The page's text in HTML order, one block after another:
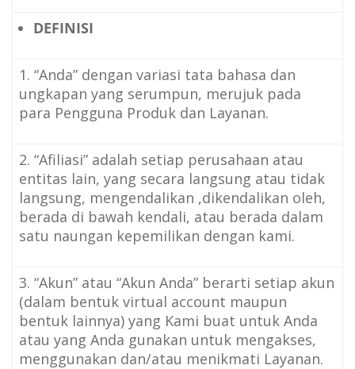
DEFINISI
1. “Anda” dengan variasi tata bahasa dan
ungkapan yang serumpun, merujuk pada
para Pengguna Produk dan Layanan.
2. “Afiliasi” adalah setiap perusahaan atau
entitas lain, yang secara langsung atau tidak
langsung, mengendalikan ,dikendalikan oleh,
berada di bawah kendali, atau berada dalam
satu naungan kepemilikan dengan kami.
3. “Akun” atau “Akun Anda” berarti setiap akun
(dalam bentuk virtual account maupun
bentuk lainnya) yang Kami buat untuk Anda
atau yang Anda gunakan untuk mengakses,
menggunakan dan/atau menikmati Layanan.